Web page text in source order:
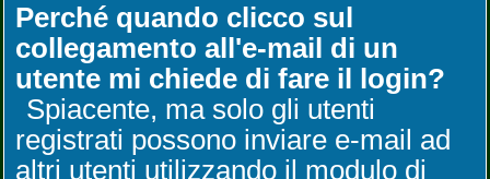
Perché quando clicco sul
collegamento all'e-mail di un
utente mi chiede di fare il login?
Spiacente, ma solo gli utenti
registrati possono inviare e-mail ad
altri utenti utilizzando il modulo di